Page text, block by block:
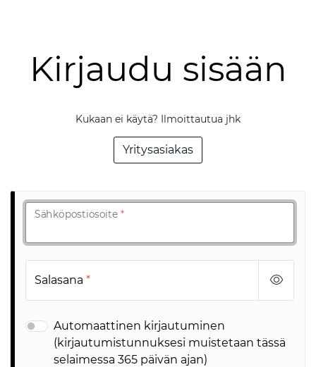
Kirjaudu sisään
Kukaan ei käytä? Ilmoittautua jhk
Yritysasiakas
Sähköpostiosoite *
Salasana *
Automaattinen kirjautuminen
(kirjautumistunnuksesi muistetaan tässä
selaimessa 365 päivän ajan)
Tuotteet
Verkkokauppa